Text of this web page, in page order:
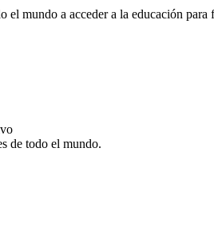
el mundo a acceder a la educación para
de todo el mundo.